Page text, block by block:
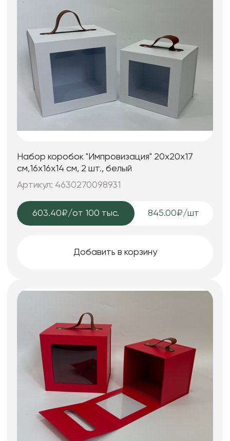
Набор коробок "Импровизация" 20x20x17
см,16x16x14 см, 2 шт., белый
Артикул: 4630270098931
603.40₽/от 100 тыс. 845.00₽/шт
Добавить в корзину